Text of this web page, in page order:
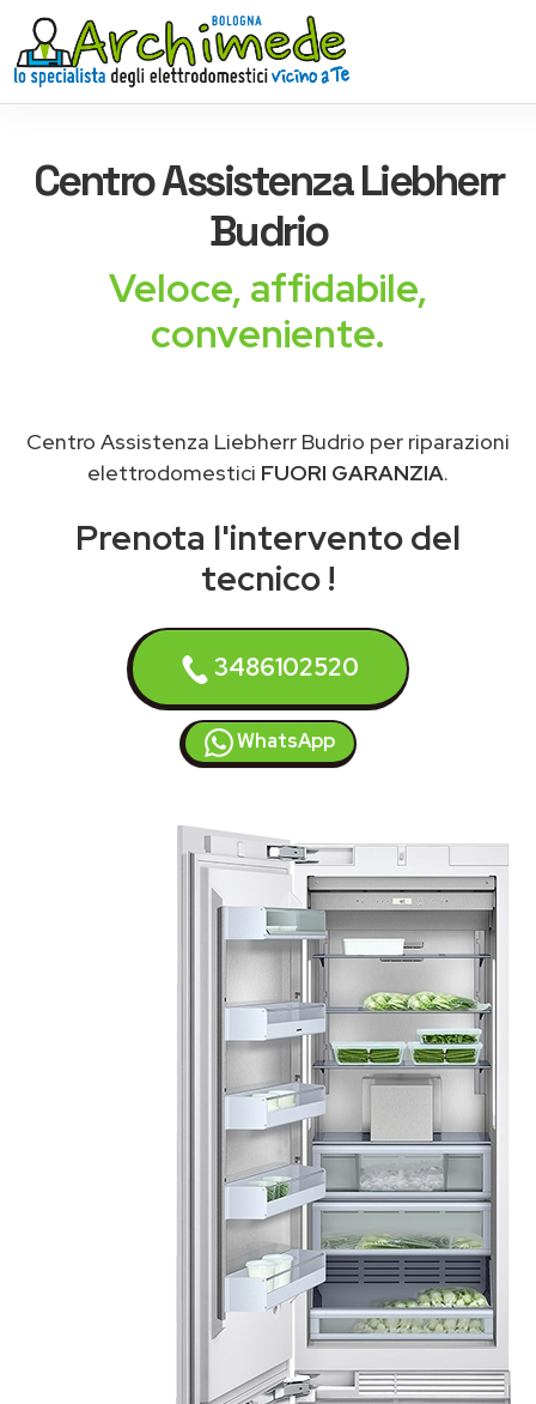
Centro AssistenzaLiebherr
Budrio
Veloce, affidabile,
conveniente.
Centro Assistenza Liebherr Budrio per riparazioni
elettrodomestici FUORI GARANZIA.
Prenota l'intervento del
tecnico !
3486102520
WhatsApp